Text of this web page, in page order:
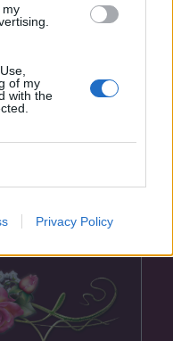
my
of my
with the
Privacy Policy